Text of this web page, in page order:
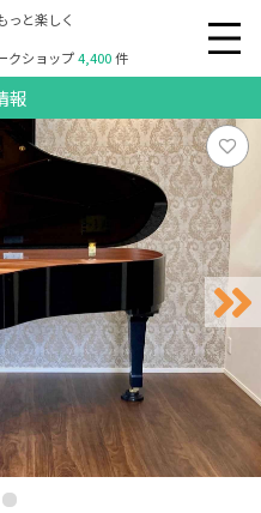
っと楽しく
クショップ4,400件
報